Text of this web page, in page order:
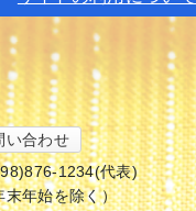
い合わせ
1234(代表)
末年始を除く）